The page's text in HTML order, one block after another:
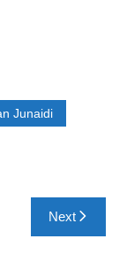
Junaidi
Next